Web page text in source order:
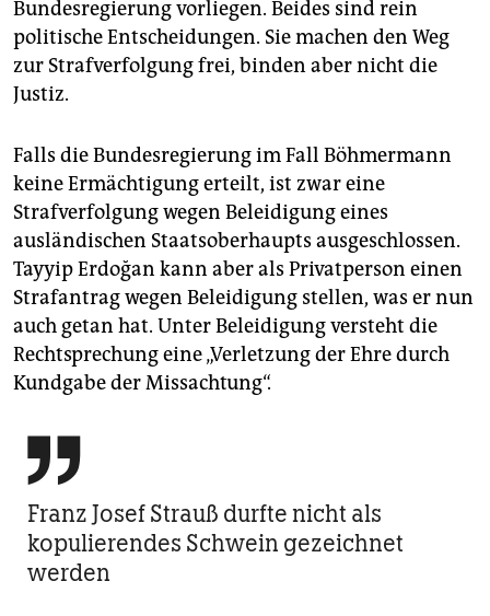
Bundesregierung vorliegen. Beides sind rein
politische Entscheidungen. Sie machen den Weg
zur Strafverfolgung frei, binden aber nicht die
Justiz.
Falls die Bundesregierung im Fall Böhmermann
keine Ermächtigung erteilt, ist zwar eine
Strafverfolgung wegen Beleidigung eines
ausländischen Staatsoberhaupts ausgeschlossen.
Tayyip Erdoğan kann aber als Privatperson einen
Strafantrag wegen Beleidigung stellen, was er nun
auch getan hat. Unter Beleidigung versteht die
Rechtsprechung eine „Verletzung der Ehre durch
Kundgabe der Missachtung“.

Franz Josef Strauß durfte nicht als
kopulierendes Schwein gezeichnet
werden